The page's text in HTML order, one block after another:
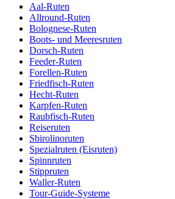
Aal-Ruten
Allround-Ruten
Bolognese-Ruten
Boots- und Meeresruten
Dorsch-Ruten
Feeder-Ruten
Forellen-Ruten
Friedfisch-Ruten
Hecht-Ruten
Karpfen-Ruten
Raubfisch-Ruten
Reiseruten
Sbirolinoruten
Spezialruten (Eisruten)
Spinnruten
Stippruten
Waller-Ruten
Tour-Guide-Systeme